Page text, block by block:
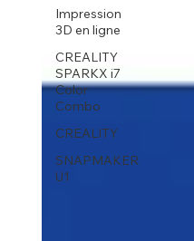
Impression
3D en ligne
CREALITY
SPARKX i7
Color
Combo
CREALITY
SNAPMAKER
U1